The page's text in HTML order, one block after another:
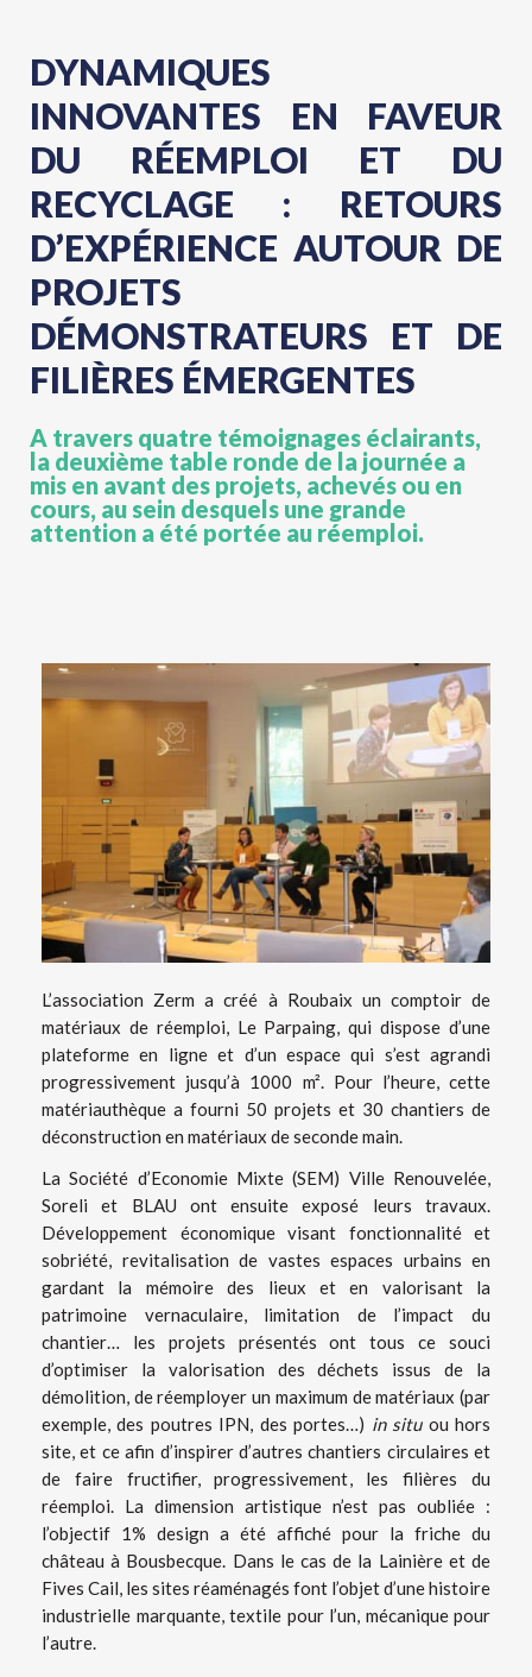
DYNAMIQUES
INNOVANTES EN FAVEUR
DU RÉEMPLOI ET DU
RECYCLAGE : RETOURS
D’EXPÉRIENCE AUTOUR DE
PROJETS
DÉMONSTRATEURS ET DE
FILIÈRES ÉMERGENTES
A travers quatre témoignages éclairants,
la deuxième table ronde de la journée a
mis en avant des projets, achevés ou en
cours, au sein desquels une grande
attention a été portée au réemploi.
L’association Zerm a créé à Roubaix un comptoir de
matériaux de réemploi, Le Parpaing, qui dispose d’une
plateforme en ligne et d’un espace qui s’est agrandi
progressivement jusqu’à 1000 m². Pour l’heure, cette
matériauthèque a fourni 50 projets et 30 chantiers de
déconstruction en matériaux de seconde main.
La Société d’Economie Mixte (SEM) Ville Renouvelée,
Soreli et BLAU ont ensuite exposé leurs travaux.
Développement économique visant fonctionnalité et
sobriété, revitalisation de vastes espaces urbains en
gardant la mémoire des lieux et en valorisant la
patrimoine vernaculaire, limitation de l’impact du
chantier… les projets présentés ont tous ce souci
d’optimiser la valorisation des déchets issus de la
démolition, de réemployer un maximum de matériaux (par
exemple, des poutres IPN, des portes…) in situou hors
site, et ce afin d’inspirer d’autres chantiers circulaires et
de faire fructifier, progressivement, les filières du
réemploi. La dimension artistique n’est pas oubliée :
l’objectif 1% design a été affiché pour la friche du
château à Bousbecque. Dans le cas de la Lainière et de
Fives Cail, les sites réaménagés font l’objet d’une histoire
industrielle marquante, textile pour l’un, mécanique pour
l’autre.